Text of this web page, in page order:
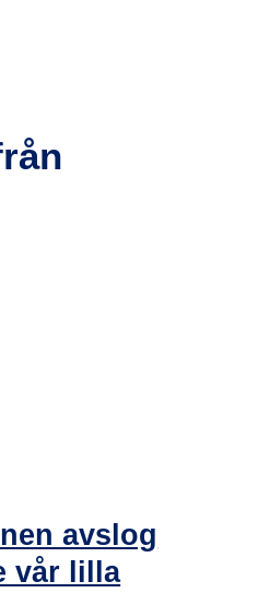
avslog
vår lilla